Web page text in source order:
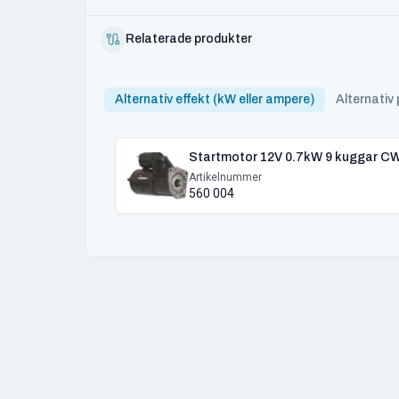
Relaterade produkter
Alternativ effekt (kW eller ampere) Alternativ
Startmotor 12V 0.7kW 9 kuggar
Artikelnummer
560 004